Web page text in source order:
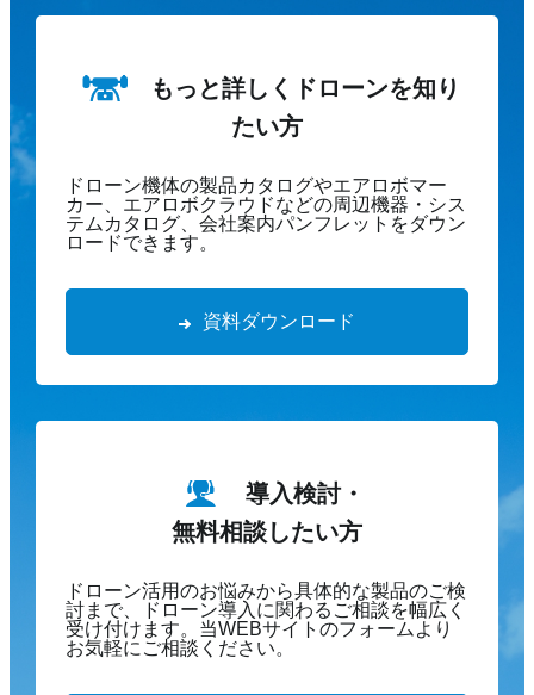
もっと詳しくドローンを知り
たい方
ドローン機体の製品カタログやエアロボマー
カー、エアロボクラウドなどの周辺機器・シス
テムカタログ、会社案内パンフレットをダウン
ロードできます。
資料ダウンロード
導入検討・
無料相談したい方
ドローン活用のお悩みから具体的な製品のご検
討まで、ドローン導入に関わるご相談を幅広く
受け付けます。当WEBサイトのフォームより
お気軽にご相談ください。